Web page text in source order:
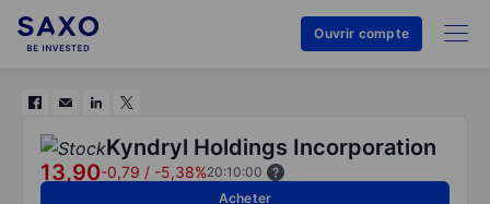
Ouvrir compte
Kyndryl Holdings Incorporation
13,90-0,79 / -5,38%20:10:00
Acheter